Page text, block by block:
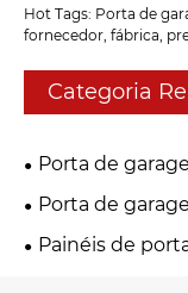
Hot Tags: Porta de
fornecedor, fábrica,
Categoria
Porta de
Porta de
Painéis de